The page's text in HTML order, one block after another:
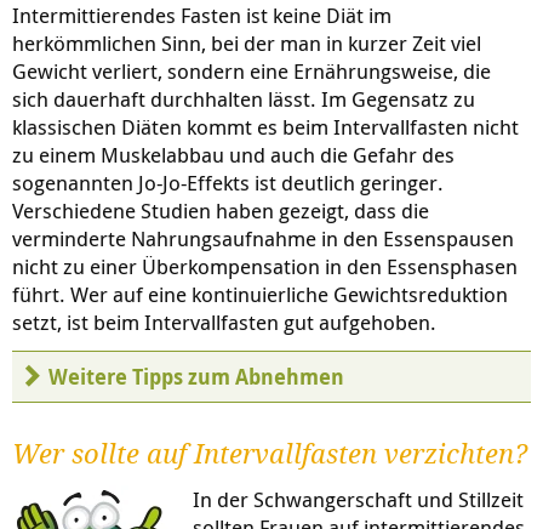
Intermittierendes Fasten ist keine Diät im
herkömmlichen Sinn, bei der man in kurzer Zeit viel
Gewicht verliert, sondern eine Ernährungsweise, die
sich dauerhaft durchhalten lässt. Im Gegensatz zu
klassischen Diäten kommt es beim Intervallfasten nicht
zu einem Muskelabbau und auch die Gefahr des
sogenannten Jo-Jo-Effekts ist deutlich geringer.
Verschiedene Studien haben gezeigt, dass die
verminderte Nahrungsaufnahme in den Essenspausen
nicht zu einer Überkompensation in den Essensphasen
führt. Wer auf eine kontinuierliche Gewichtsreduktion
setzt, ist beim Intervallfasten gut aufgehoben.
Weitere Tipps zum Abnehmen
Wer sollte auf Intervallfasten verzichten?
In der Schwangerschaft und Stillzeit